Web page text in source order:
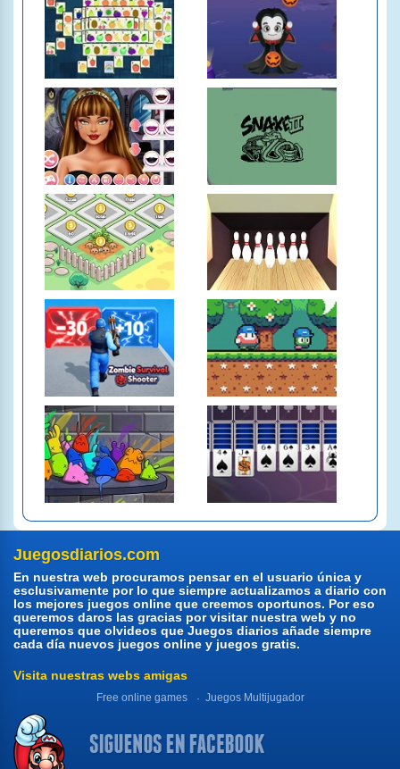
Juegosdiarios.com
En nuestra web procuramos pensar en el usuario única y
esclusivamente por lo que siempre actualizamos a diario con
los mejores juegos online que creemos oportunos. Por eso
queremos daros las gracias por visitar nuestra web y no
queremos que olvideos que Juegos diarios añade siempre
cada día nuevos juegos online y juegos gratis.
Visita nuestras webs amigas
Free online games Juegos Multijugador